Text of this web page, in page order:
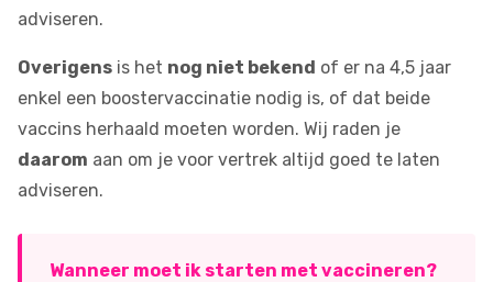
adviseren.
Overigens is het nog niet bekend of er na 4,5 jaar
enkel een boostervaccinatie nodig is, of dat beide
vaccins herhaald moeten worden. Wij raden je
daarom aan om je voor vertrek altijd goed te laten
adviseren.
Wanneer moet ik starten met vaccineren?